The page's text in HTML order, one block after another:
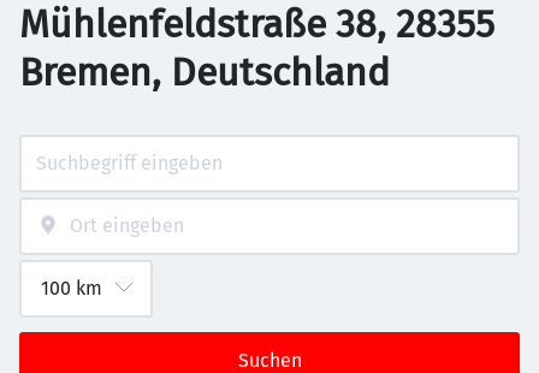
Mühlenfeldstraße 38, 28355
Bremen, Deutschland
Suchen